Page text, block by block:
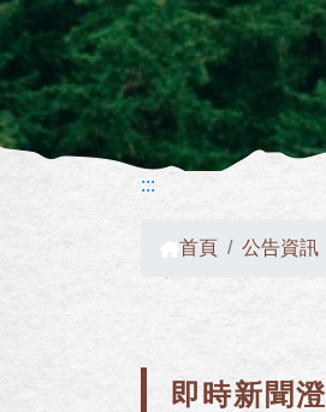
:::
首頁 公告資訊
即時新聞